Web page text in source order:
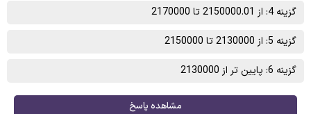
گزینه 4: از 2150000.01 تا 2170000
گزینه 5: از 2130000 تا 2150000
گزینه 6: پایین تر از 2130000
مشاهده پاسخ